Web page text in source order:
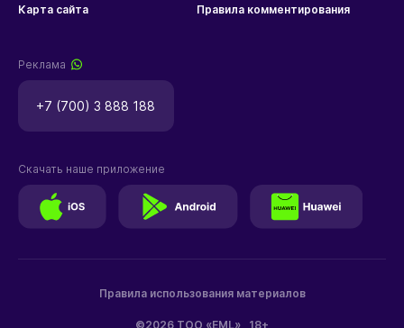
Карта сайта Правила комментирования
Реклама
+7 (700) 3 888 188
©2026 ТОО «EML» 18+
Правила использования материалов
Скачать наше приложение